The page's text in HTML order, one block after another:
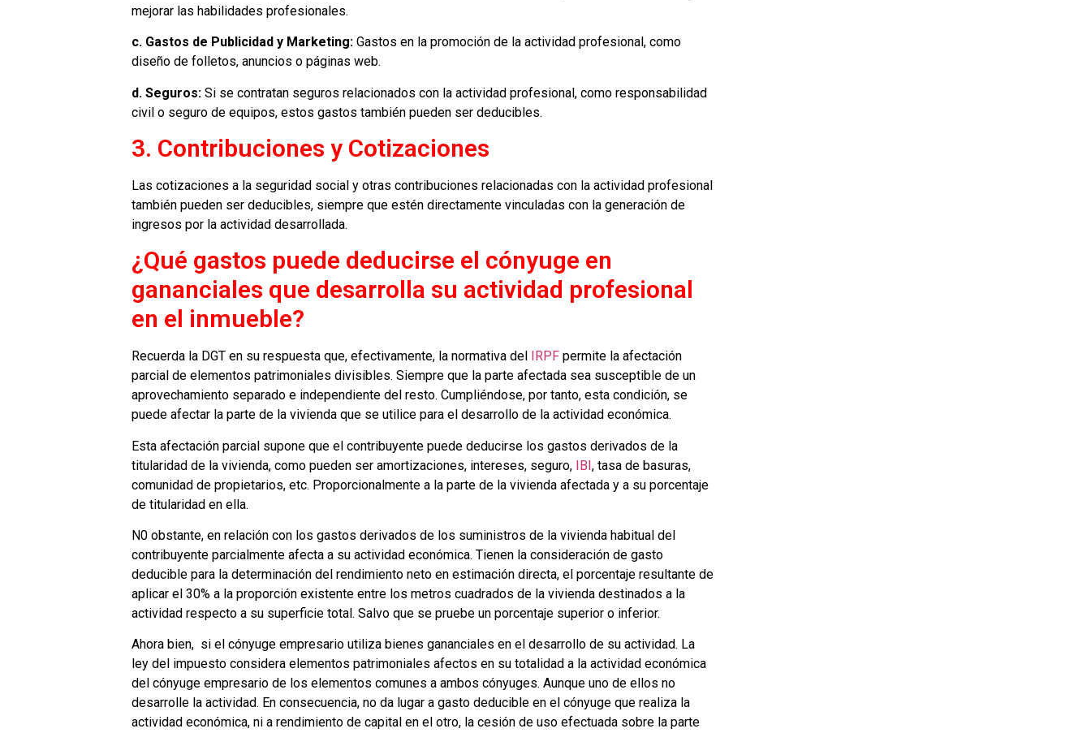
mejorar las habilidades profesionales.
c. Gastos de Publicidad y Marketing: Gastos en la promoción de la actividad profesional, como
diseño de folletos, anuncios o páginas web.
d. Seguros: Si se contratan seguros relacionados con la actividad profesional, como responsabilidad
civil o seguro de equipos, estos gastos también pueden ser deducibles.
3. Contribuciones y Cotizaciones
Las cotizaciones a la seguridad social y otras contribuciones relacionadas con la actividad profesional
también pueden ser deducibles, siempre que estén directamente vinculadas con la generación de
ingresos por la actividad desarrollada.
¿Qué gastos puede deducirse el cónyuge en
gananciales que desarrolla su actividad profesional
en el inmueble?
Recuerda la DGT en su respuesta que, efectivamente, la normativa del IRPF permite la afectación
parcial de elementos patrimoniales divisibles. Siempre que la parte afectada sea susceptible de un
aprovechamiento separado e independiente del resto. Cumpliéndose, por tanto, esta condición, se
puede afectar la parte de la vivienda que se utilice para el desarrollo de la actividad económica.
Esta afectación parcial supone que el contribuyente puede deducirse los gastos derivados de la
titularidad de la vivienda, como pueden ser amortizaciones, intereses, seguro, IBI, tasa de basuras,
comunidad de propietarios, etc. Proporcionalmente a la parte de la vivienda afectada y a su porcentaje
de titularidad en ella.
N0 obstante, en relación con los gastos derivados de los suministros de la vivienda habitual del
contribuyente parcialmente afecta a su actividad económica. Tienen la consideración de gasto
deducible para la determinación del rendimiento neto en estimación directa, el porcentaje resultante de
aplicar el 30% a la proporción existente entre los metros cuadrados de la vivienda destinados a la
actividad respecto a su superficie total. Salvo que se pruebe un porcentaje superior o inferior.
Ahora bien, si el cónyuge empresario utiliza bienes gananciales en el desarrollo de su actividad. La
ley del impuesto considera elementos patrimoniales afectos en su totalidad a la actividad económica
del cónyuge empresario de los elementos comunes a ambos cónyuges. Aunque uno de ellos no
desarrolle la actividad. En consecuencia, no da lugar a gasto deducible en el cónyuge que realiza la
actividad económica, ni a rendimiento de capital en el otro, la cesión de uso efectuada sobre la parte